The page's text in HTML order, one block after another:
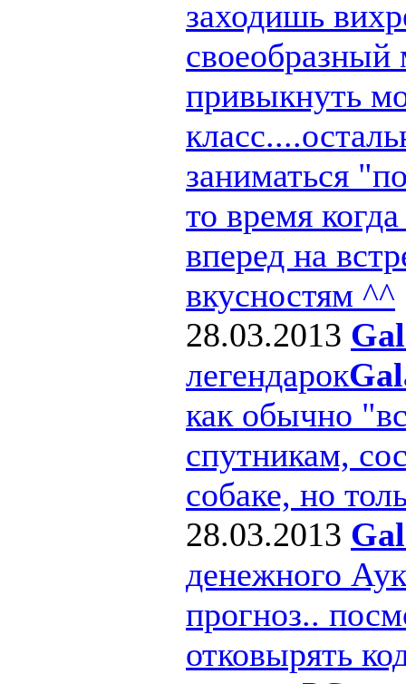
заходишь
своеобразный
привыкнуть
заниматься
то время
вперед на
вкусностям ^^
28.03.2013
легендарок
как обычно
спутникам,
собаке, но
28.03.2013
денежного
прогноз..
отковырять